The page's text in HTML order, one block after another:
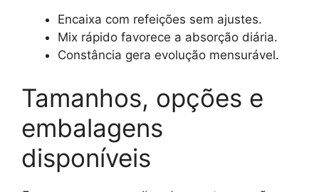
Encaixa com refeições sem ajustes.
Mix rápido favorece a absorção diária.
Constância gera evolução mensurável.
Tamanhos, opções e
embalagens
disponíveis